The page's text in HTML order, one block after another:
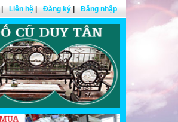
Liên hệ Đăng ký Đăng nhập